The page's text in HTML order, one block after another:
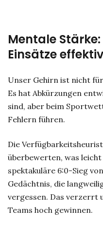
Mentale
Einsätze
Unser Gehirn ist nicht
Es hat Abkürzungen
sind, aber beim
Fehlern führen.
Die
überbewerten, was
spektakuläre 6:0-Sieg
Gedächtnis, die
vergessen. Das verzerrt
Teams hoch gewinnen.